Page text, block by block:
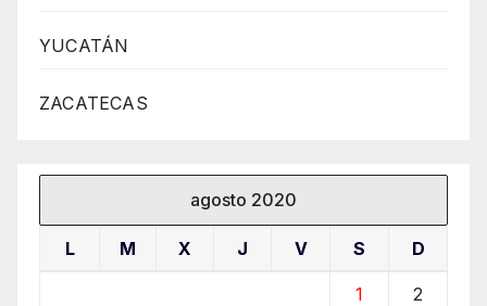
YUCATÁN
ZACATECAS
agosto 2020
L M X J V S D
1 2